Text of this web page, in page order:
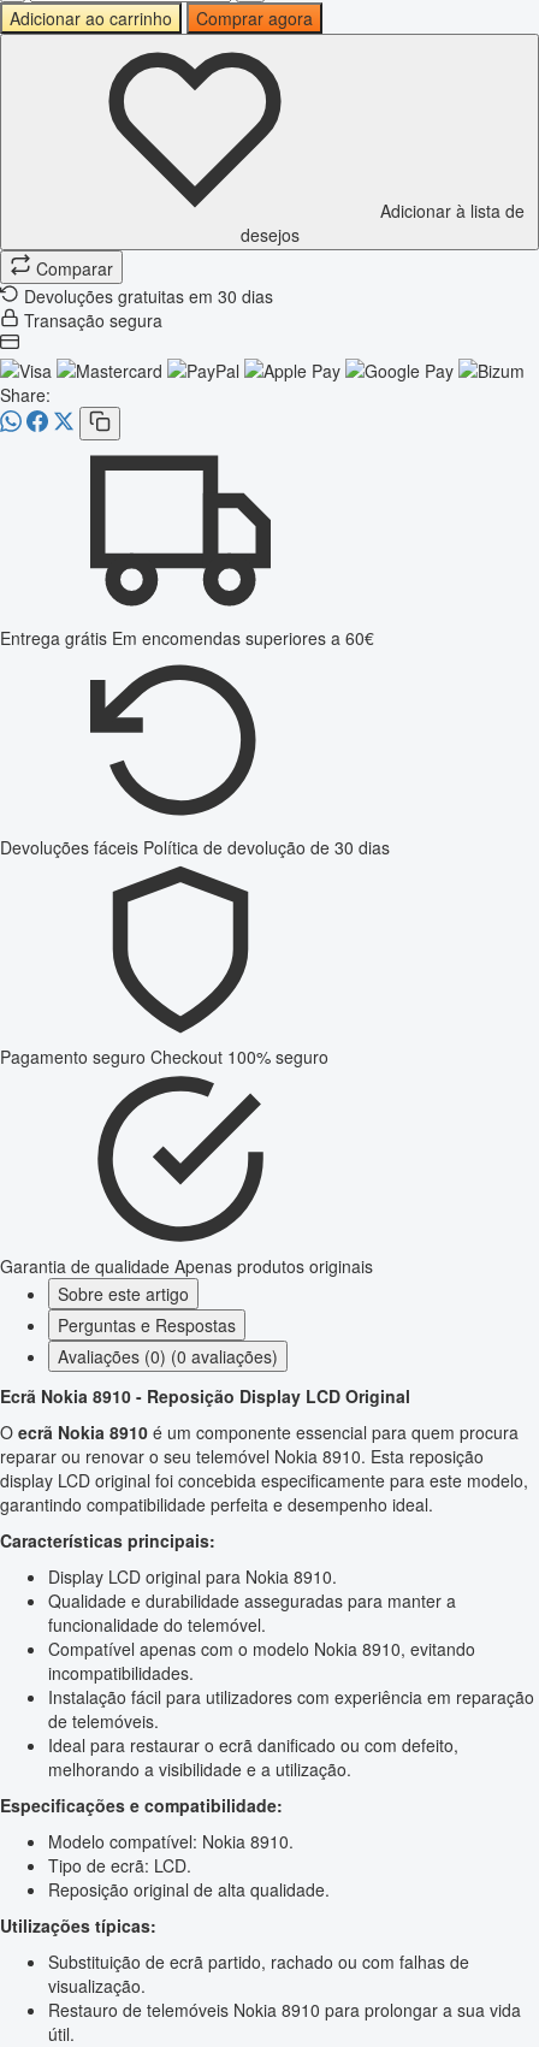
Adicionar ao carrinho
Comprar agora
Adicionar à lista de
desejos
Comparar
Devoluções gratuitas em 30 dias
Transação segura
Share:
Entrega grátis Em encomendas superiores a 60€
Devoluções fáceis Política de devolução de 30 dias
Pagamento seguro Checkout 100% seguro
Garantia de qualidade Apenas produtos originais
Sobre este artigo
Perguntas e Respostas
Avaliações (0) (0 avaliações)
Ecrã Nokia 8910 - Reposição Display LCD Original
O ecrã Nokia 8910 é um componente essencial para quem procura
reparar ou renovar o seu telemóvel Nokia 8910. Esta reposição
display LCD original foi concebida especificamente para este modelo,
garantindo compatibilidade perfeita e desempenho ideal.
Características principais:
Display LCD original para Nokia 8910.
Qualidade e durabilidade asseguradas para manter a
funcionalidade do telemóvel.
Compatível apenas com o modelo Nokia 8910, evitando
incompatibilidades.
Instalação fácil para utilizadores com experiência em reparação
de telemóveis.
Ideal para restaurar o ecrã danificado ou com defeito,
melhorando a visibilidade e a utilização.
Especificações e compatibilidade:
Modelo compatível: Nokia 8910.
Tipo de ecrã: LCD.
Reposição original de alta qualidade.
Utilizações típicas:
Substituição de ecrã partido, rachado ou com falhas de
visualização.
Restauro de telemóveis Nokia 8910 para prolongar a sua vida
útil.